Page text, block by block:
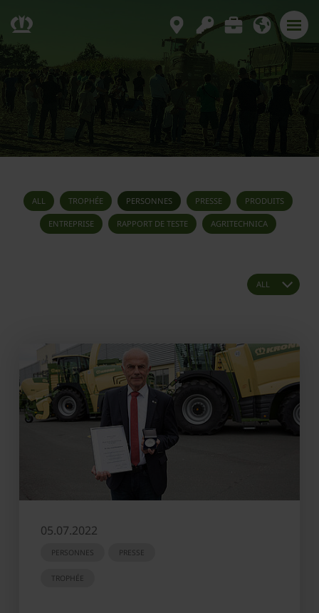
ALL TROPHÉE PERSONNES PRESSE PRODUITS
ENTREPRISE RAPPORT DE TESTE AGRITECHNICA
05.07.2022
PERSONNES PRESSE
TROPHÉE